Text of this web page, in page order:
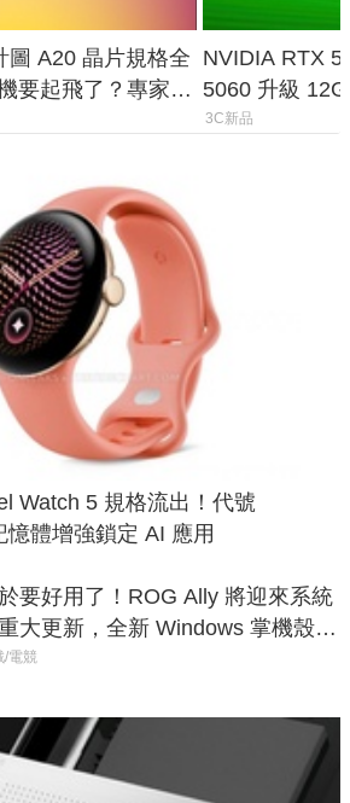
圖 A20 晶片規格全
要起飛了？專家曝
關鍵
NVIDIA RTX
5060 升級
次規格終於不
3C新品
Watch 5 規格流出！代號
憶體增強鎖定 AI 應用
要好用了！ROG Ally 將迎來系統
大更新，全新 Windows 掌機殼模
操作就像 Xbox 一樣順暢
/電競